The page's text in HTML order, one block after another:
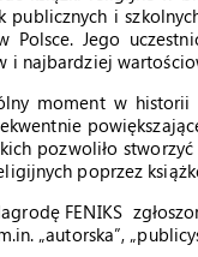
i
Polsce. Jego
i najbardziej
moment w
pozwoliło
poprzez
FENIKS
„autorska”,